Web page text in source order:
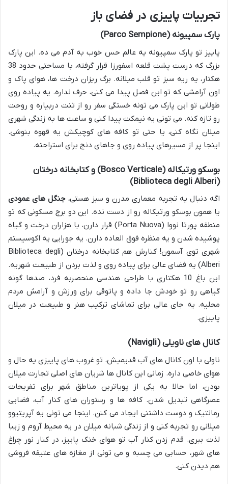
تجربیات پاییزی در فضای باز
پارک سمپیونه (Parco Sempione)
پاییز تو پارک سمپیونه یه عالم حس خوب به آدم می ده. این پارک
بزرگ که درست پشت قلعه اسفورزا قرار گرفته، با مساحتی حدود 38
هکتار، یه ریه سبز تو قلب میلانه. برگ ریزان درخت ها، هوای پاک و
اون آرامشی که تو این فصل پیدا می کنی، حرف نداره. یه پیاده روی
طولانی تو این پارک می تونه خستگی سفر رو از تنت دربیاره و روحت
رو تازه کنه. می تونی یه نیمکت پیدا کنی و ساعت ها به زندگی شهری
میلان نگاه کنی، یا حتی تو کافه های کوچیکش یه قهوه بنوشی.
اینجا پر از مسیرهای پیاده روی و جاهای دنج برای استراحته.
بوسکو ورتیکاله (Bosco Verticale) و کتابخانه درختان
(Biblioteca degli Alberi)
اگه دنبال یه تجربه معماری مدرن و سبز هستی، جنگل های عمودی
یا همون بوسکو ورتیکاله رو از دست نده. این دو برج مسکونی که تو
منطقه پورتا نووا (Porta Nuova) قرار دارن، با هزاران درخت و گیاه
پوشیده شدن و یه منظره فوق العاده دارن. یه جورایی یه اکوسیستم
شهری توی آسمون! کنارش هم کتابخانه درختان (Biblioteca degli
Alberi) یه فضای عالی برای پیاده روی و لذت بردن از طبیعت شهریه.
این باغ 10 هکتاری با طراحی هندسی منحصربه فرد، صدها گونه
گیاهی رو تو خودش جا داده و پاتوقی برای ورزش و آرامش مردم
محلیه. یه جای عالی برای تماشای ترکیب هنر و طبیعت در میلان
پاییزی.
کانال های ناویلی (Navigli)
ناولی با اون کانال های آب قدیمیش، تو غروب های پاییزی یه حال و
هوای خاصی داره. زمانی این کانال ها شریان های اصلی تجارت میلان
بودن، اما حالا به یکی از پویاترین مناطق شهر برای تفریحات
عصرگاهی تبدیل شدن. کافه ها و رستوران های کنار آب، فضایی
رمانتیک و دوست داشتنی ایجاد می کنن. اینجا می تونی یه آپریتیوو
میلانی رو تجربه کنی و از زندگی شبانه میلان در یه محیط آروم و زیبا
لذت ببری. قدم زدن کنار آب تو هوای خنک پاییز، در کنار نور چراغ
های شهر، حسابی می چسبه و می تونی از مغازه های عتیقه فروشی
هم دیدن کنی.